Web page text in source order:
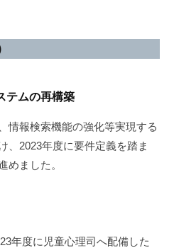
テムの再構築
情報検索機能の強化等実現する
、2023年度に要件定義を踏ま
めました。
年度に児童心理司へ配備した